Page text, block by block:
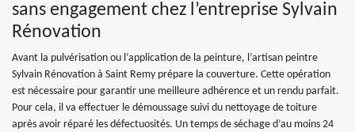
sans engagement chez l’entreprise Sylvain
Rénovation
Avant la pulvérisation ou l’application de la peinture, l’artisan peintre
Sylvain Rénovation à Saint Remy prépare la couverture. Cette opération
est nécessaire pour garantir une meilleure adhérence et un rendu parfait.
Pour cela, il va effectuer le démoussage suivi du nettoyage de toiture
après avoir réparé les défectuosités. Un temps de séchage d’au moins 24